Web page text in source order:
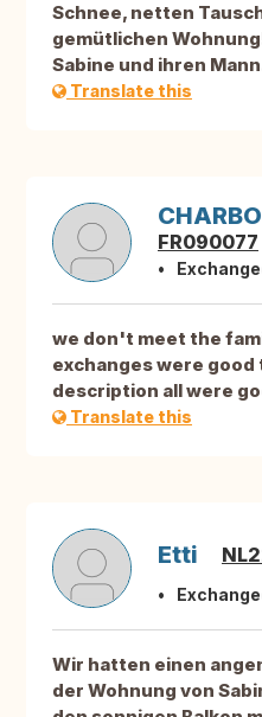
Schnee, netten
gemütlichen
Sabine und ihren
Translate this
FR090077
we don't meet the
exchanges were
description all were
Translate this
Etti
Wir hatten einen
der Wohnung von